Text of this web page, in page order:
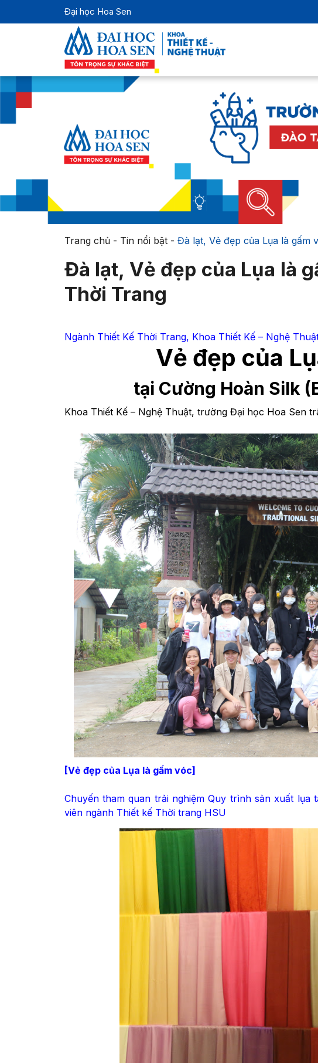
Đại học Hoa Sen
Trang chủ- Tin nổi bật- Đà lạt, Vẻ đẹp của Lụa là gấm
Đà lạt, Vẻ đẹp của Lụa là
Thời Trang
Ngành Thiết Kế Thời Trang, Khoa Thiết Kế – Nghệ
Vẻ đẹp của
tại Cường Hoàn Silk
Khoa Thiết Kế – Nghệ Thuật, trường Đại học Hoa Sen
[Vẻ đẹp của Lụa là gấm vóc]
Chuyến tham quan trải nghiệm Quy trình sản xuất
viên ngành Thiết kế Thời trang HSU